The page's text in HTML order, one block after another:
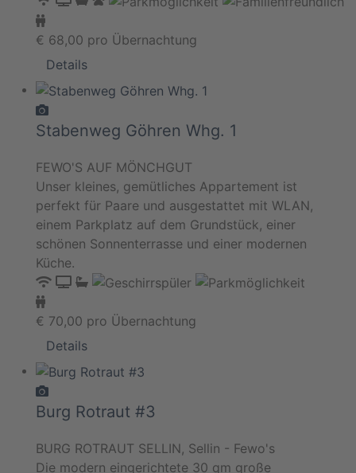
€ 68,00 pro Übernachtung
Details
Stabenweg Göhren Whg. 1
FEWO'S AUF MÖNCHGUT
Unser kleines, gemütliches Appartement ist
perfekt für Paare und ausgestattet mit WLAN,
einem Parkplatz auf dem Grundstück, einer
schönen Sonnenterrasse und einer modernen
Küche.
€ 70,00 pro Übernachtung
Details
Burg Rotraut #3
BURG ROTRAUT SELLIN, Sellin - Fewo's
Die modern eingerichtete 30 qm große